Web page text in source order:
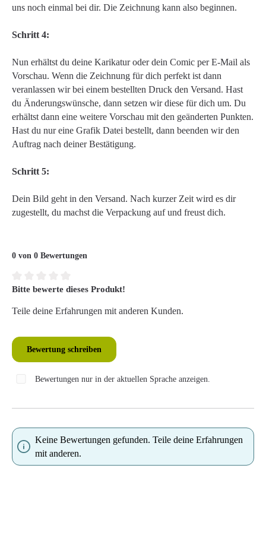
uns noch einmal bei dir. Die Zeichnung kann also beginnen.
Schritt 4:
Nun erhältst du deine Karikatur oder dein Comic per E-Mail als
Vorschau. Wenn die Zeichnung für dich perfekt ist dann
veranlassen wir bei einem bestellten Druck den Versand. Hast
du Änderungswünsche, dann setzen wir diese für dich um. Du
erhältst dann eine weitere Vorschau mit den geänderten Punkten.
Hast du nur eine Grafik Datei bestellt, dann beenden wir den
Auftrag nach deiner Bestätigung.
Schritt 5:
Dein Bild geht in den Versand. Nach kurzer Zeit wird es dir
zugestellt, du machst die Verpackung auf und freust dich.
0 von 0 Bewertungen
Durchschnittliche Bewertung von 0 von 5 Sternen
Bitte bewerte dieses Produkt!
Teile deine Erfahrungen mit anderen Kunden.
Bewertung schreiben
Bewertungen nur in der aktuellen Sprache anzeigen.
Keine Bewertungen gefunden. Teile deine Erfahrungen
mit anderen.